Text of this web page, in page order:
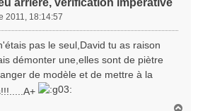
arrière, vérification impérative
2011, 18:14:57
pas le seul,David tu as raison
démonter une,elles sont de piètre
de modèle et de mettre à la